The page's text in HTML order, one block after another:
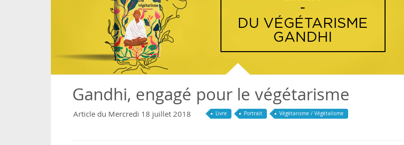
Gandhi, engagé pour le végétarisme
Article du Mercredi 18 juillet 2018 Livre Portrait Végétarisme / Végétalisme